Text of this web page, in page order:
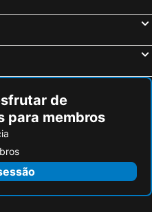
de
para membros